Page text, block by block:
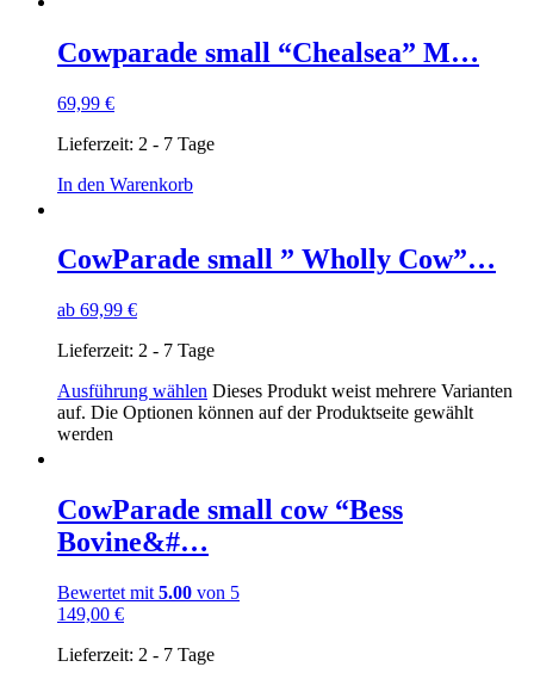
Cowparade small “Chealsea” M…
69,99 €
Lieferzeit: 2 - 7 Tage
In den Warenkorb
CowParade small ” Wholly Cow”…
ab 69,99 €
Lieferzeit: 2 - 7 Tage
Ausführung wählen Dieses Produkt weist mehrere Varianten
auf. Die Optionen können auf der Produktseite gewählt
werden
CowParade small cow “Bess
Bovine&#…
Bewertet mit 5.00 von 5
149,00 €
Lieferzeit: 2 - 7 Tage